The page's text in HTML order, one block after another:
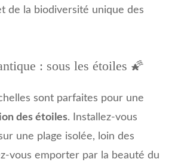
de la biodiversité unique des
: sous les étoiles 🌠
sont parfaites pour une
des étoiles. Installez-vous
une plage isolée, loin des
vous emporter par la beauté du